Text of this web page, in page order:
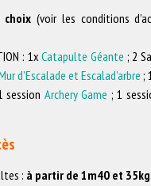
(voir les conditions
: 1xCatapulte Géante ; 2
d’Escalade et Escalad’arbre ;
session Archery Game ; 1
: à partir de 1m40 et